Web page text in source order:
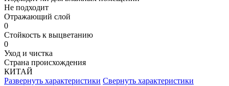
Не подходит
Отражающий слой
0
Стойкость к выцветанию
0
Уход и чистка
Страна происхождения
КИТАЙ
Развернуть характеристики Свернуть характеристики